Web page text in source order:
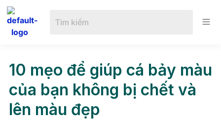
10 mẹo để giúp cá bảy màu
của bạn không bị chết và
lên màu đẹp